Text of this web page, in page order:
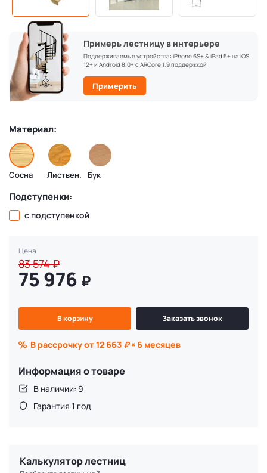
Примерь лестницу в интерьере
Поддерживаемые устройства: iPhone 6S+ & iPad 5+ на iOS
12+ и Android 8.0+ с ARCore 1.9 поддержкой
Примерить
Материал:
Сосна Листвен. Бук
Подступенки:
с подступенкой
Цена
83 574₽
75 976 ₽
В корзину Заказать звонок
В рассрочку от 12 663 ₽× 6 месяцев
Информация о товаре
В наличии: 9
Гарантия 1 год
Калькулятор лестниц